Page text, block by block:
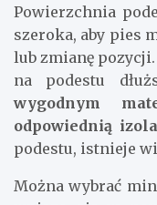
Powierzchnia
szeroka, aby pies
lub zmianę pozycji.
na podestu
wygodnym
odpowiednią
podestu, istnieje
Można wybrać